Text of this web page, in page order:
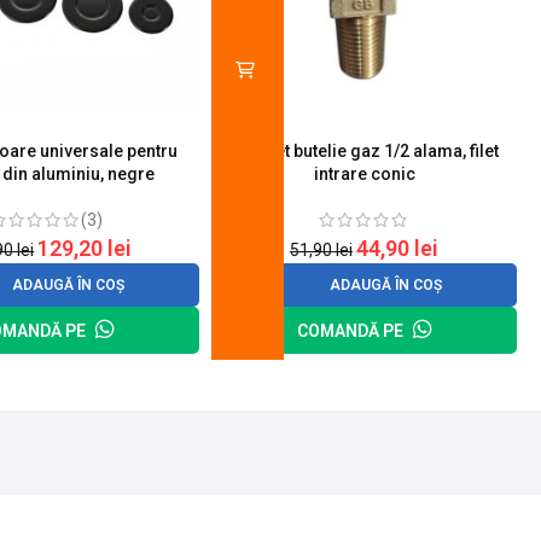
universale pentru
aluminiu, negre
(3)
lei 129,20 lei
ADAUGĂ ÎN COȘ
PE
Robinet butelie gaz 1/2 alama, filet
intrare conic
51,90lei44,90 lei
ADAUGĂ ÎN COȘ
COMANDĂ PE